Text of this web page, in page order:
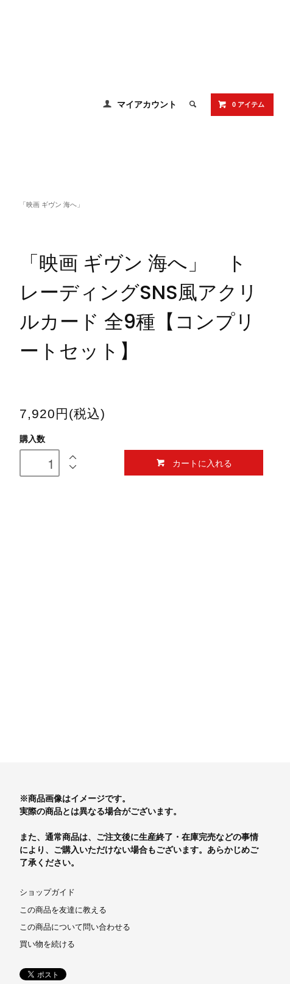
マイアカウント 0 アイテム
「映画 ギヴン 海へ」
「映画 ギヴン 海へ」 ト
レーディングSNS風アクリ
ルカード 全9種【コンプリ
ートセット】
7,920円(税込)
購入数
カートに入れる
※商品画像はイメージです。
実際の商品とは異なる場合がございます。
また、通常商品は、ご注文後に生産終了・在庫完売などの事情
により、ご購入いただけない場合もございます。あらかじめご
了承ください。
ショップガイド
この商品を友達に教える
この商品について問い合わせる
買い物を続ける